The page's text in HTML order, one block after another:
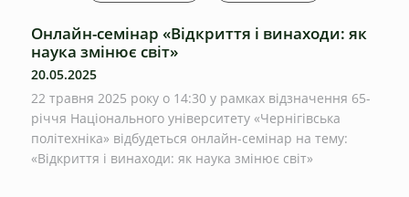
Онлайн-семінар «Відкриття і винаходи: як
наука змінює світ»
20.05.2025
22 травня 2025 року о 14:30 у рамках відзначення 65-
річчя Національного університету «Чернігівська
політехніка» відбудеться онлайн-семінар на тему:
«Відкриття і винаходи: як наука змінює світ»